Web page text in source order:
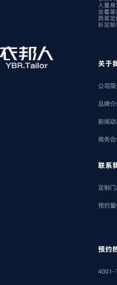
入量
业着装
西装定
衫定制
关于
公司
品牌
新闻
商务
联系
定制
预约
预约
4001-